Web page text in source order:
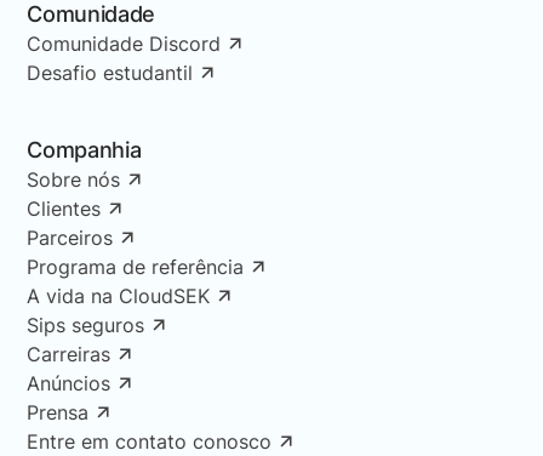
Comunidade
Comunidade Discord
Desafio estudantil
Companhia
Sobre nós
Clientes
Parceiros
Programa de referência
A vida na CloudSEK
Sips seguros
Carreiras
Anúncios
Prensa
Entre em contato conosco